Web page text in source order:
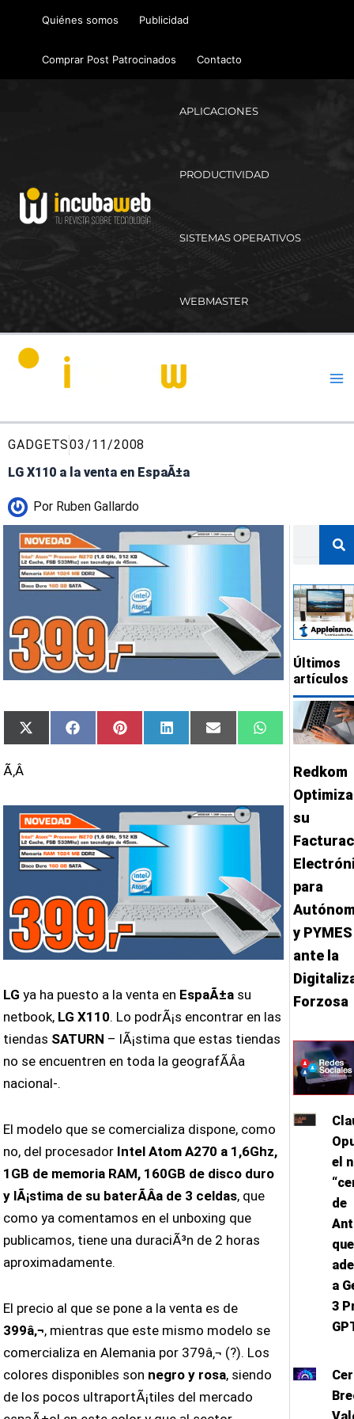
Quiénes somos Publicidad
Comprar Post Patrocinados Contacto
APLICACIONES
PRODUCTIVIDAD
SISTEMAS OPERATIVOS
WEBMASTER
GADGETS03/11/2008
LG X110 a la venta en EspaÃ±a
Por Ruben Gallardo
Compartir
en
X
(Twitter)
Compartir
en
FacebookCompartir
en
PinterestCompartir
en
LinkedInCompartir
en
Email
Compartir
en
WhatsApp
Ã‚Â
LG ya ha puesto a la venta en EspaÃ±asu
netbook, LG X110. Lo podrÃ¡s encontrar en las
tiendas SATURN – lÃ¡stima que estas tiendas
no se encuentren en toda la geografÃ­Â­a
nacional-.
El modelo que se comercializa dispone, como
no, del procesadorIntel Atom A270 a 1,6Ghz,
1GB de memoria RAM, 160GB de disco duro
y lÃ¡stima de su baterÃ­Â­a de 3 celdas, que
como ya comentamos en el unboxing que
publicamos, tiene una duraciÃ³n de 2 horas
aproximadamente.
El precio al que se pone a la venta es de
399â‚¬, mientras que este mismo modelo se
comercializa en Alemania por 379â‚¬ (?). Los
colores disponibles son negro y rosa, siendo
de los pocos ultraportÃ¡tiles del mercado
Últimos
artículos
Redkom
Optimiza
su
para
y PYMES
ante la
Forzosa
el
de
que
a
3